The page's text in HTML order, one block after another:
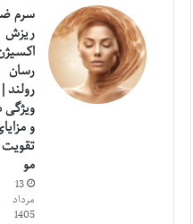
سرم
ریزش
رسان
رولند |
ویژگی
و
تقویت
مو
13
مرداد
1405